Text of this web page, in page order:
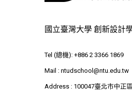
國立臺灣大學 創新設計
Tel (總機): +886 2 3366 1869
Mail : ntudschool@ntu.edu.tw
Address : 100047臺北市中正